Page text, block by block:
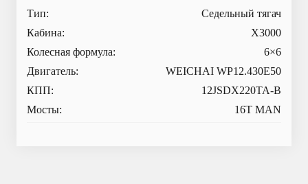
Тип:
Седельный тягач
Кабина:
X3000
Колесная формула:
6×6
Двигатель:
WEICHAI WP12.430E50
КПП:
12JSDX220TA-B
Мосты:
16T MAN